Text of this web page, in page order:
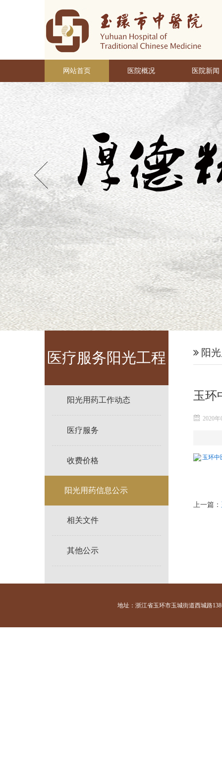
网站首页 医院概况 医院新闻
医疗服务阳光工程
阳光用药工作动态
医疗服务
收费价格
阳光用药信息公示
相关文件
其他公示
阳
玉环
2020
玉环中
上一篇：
地址：浙江省玉环市玉城街道西城路